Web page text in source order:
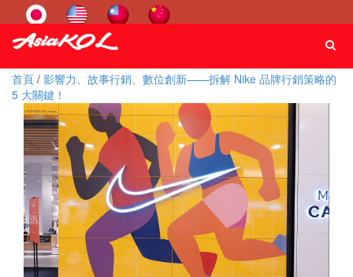
首頁 / 影響力、故事行銷、數位創新——拆解 Nike 品牌行銷策略的
5 大關鍵！